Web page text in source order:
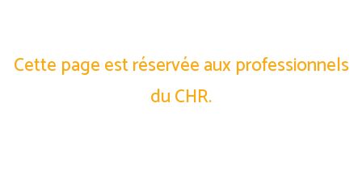
Cette page est réservée aux professionnels
du CHR.